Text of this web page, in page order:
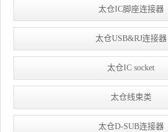
太仓IC脚座连接器
太仓USB&RJ连接器
太仓IC socket
太仓线束类
太仓D-SUB连接器